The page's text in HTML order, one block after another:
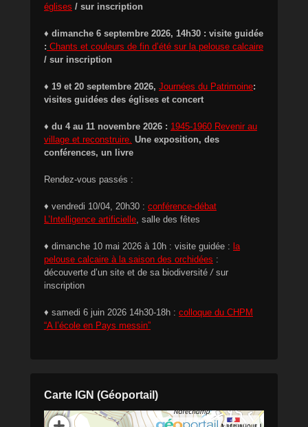
églises / sur inscription
♦ dimanche 6 septembre 2026, 14h30 : visite guidée
: Chants et couleurs de fin d’été sur la pelouse calcaire
/ sur inscription
♦ 19 et 20 septembre 2026, Journées du Patrimoine:
visites guidées des églises et concert
♦ du 4 au 11 novembre 2026 : 1945-1960 Revenir au
village et reconstruire. Une exposition, des
conférences, un livre
Rendez-vous passés :
♦ vendredi 10/04, 20h30 : conférence-débat
L’Intelligence artificielle , salle des fêtes
♦ dimanche 10 mai 2026 à 10h : visite guidée : la
pelouse calcaire à la saison des orchidées :
découverte d’un site et de sa biodiversité / sur
inscription
♦ samedi 6 juin 2026 14h30-18h : colloque du CHPM
“A l’école en Pays messin”
Carte IGN (Géoportail)